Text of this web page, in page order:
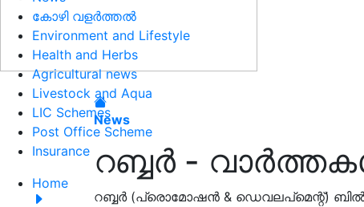
കോഴി വളർത്തൽ
Environment and Lifestyle
Health and Herbs
Agricultural news
Livestock and Aqua
LIC Schemes
Post Office Scheme
Insurance
Home
News
റബ്ബർ -
റബ്ബര്‍ (പ്രൊമോഷന്‍ & ഡെവലപ്‌മെന്റ്) ബില്‍